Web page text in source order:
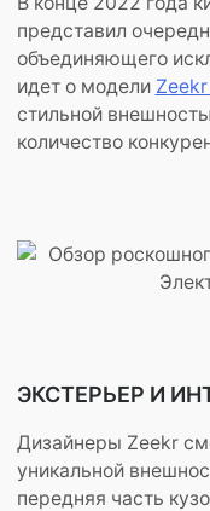
представил
объединяющего
идет о модели
стильной
количество
ЭКСТЕРЬЕР И
Дизайнеры Zeekr
уникальной
передняя часть